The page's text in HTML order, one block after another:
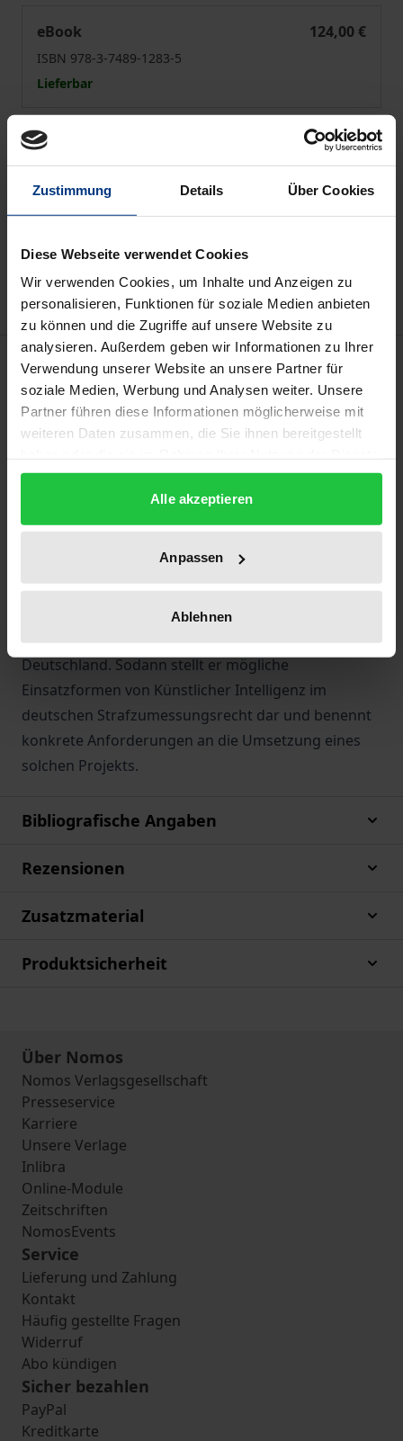
Zustimmung Details Über Cookies
Diese Webseite verwendet Cookies
Wir verwenden Cookies, um Inhalte und Anzeigen zu
personalisieren, Funktionen für soziale Medien anbieten
zu können und die Zugriffe auf unsere Website zu
analysieren. Außerdem geben wir Informationen zu Ihrer
Verwendung unserer Website an unsere Partner für
soziale Medien, Werbung und Analysen weiter. Unsere
Partner führen diese Informationen möglicherweise mit
weiteren Daten zusammen, die Sie ihnen bereitgestellt
gesammelt haben.
Alle akzeptieren
Anpassen
Ablehnen
eBook
124,00 €
ISBN 978-3-7489-1283-5
Lieferbar
Preisangaben inkl. MwSt. Abhängig von der Lieferadresse
kann die MwSt. an der Kasse variieren.
In den Warenkorb
Zur Wunschliste hinzufügen
Beschreibung
Große regionale Unterschiede im Strafmaß sind in
Deutschland ein lange bekanntes Problem. Der
Welt, in denen bereits heute technische
Unterstützung im Bereich der Justiz im Einsatz ist
und diskutiert verfassungsrechtliche und praktische
Fragen hinsichtlich einer Verwendung in
Deutschland. Sodann stellt er mögliche
Einsatzformen von Künstlicher Intelligenz im
deutschen Strafzumessungsrecht dar und benennt
konkrete Anforderungen an die Umsetzung eines
solchen Projekts.
Bibliografische Angaben
Rezensionen
Zusatzmaterial
Produktsicherheit
Über Nomos
Nomos Verlagsgesellschaft
Presseservice
Karriere
Unsere Verlage
Inlibra
Online-Module
Zeitschriften
NomosEvents
Service
Lieferung und Zahlung
Kontakt
Häufig gestellte Fragen
Widerruf
Abo kündigen
Sicher bezahlen
PayPal
Kreditkarte